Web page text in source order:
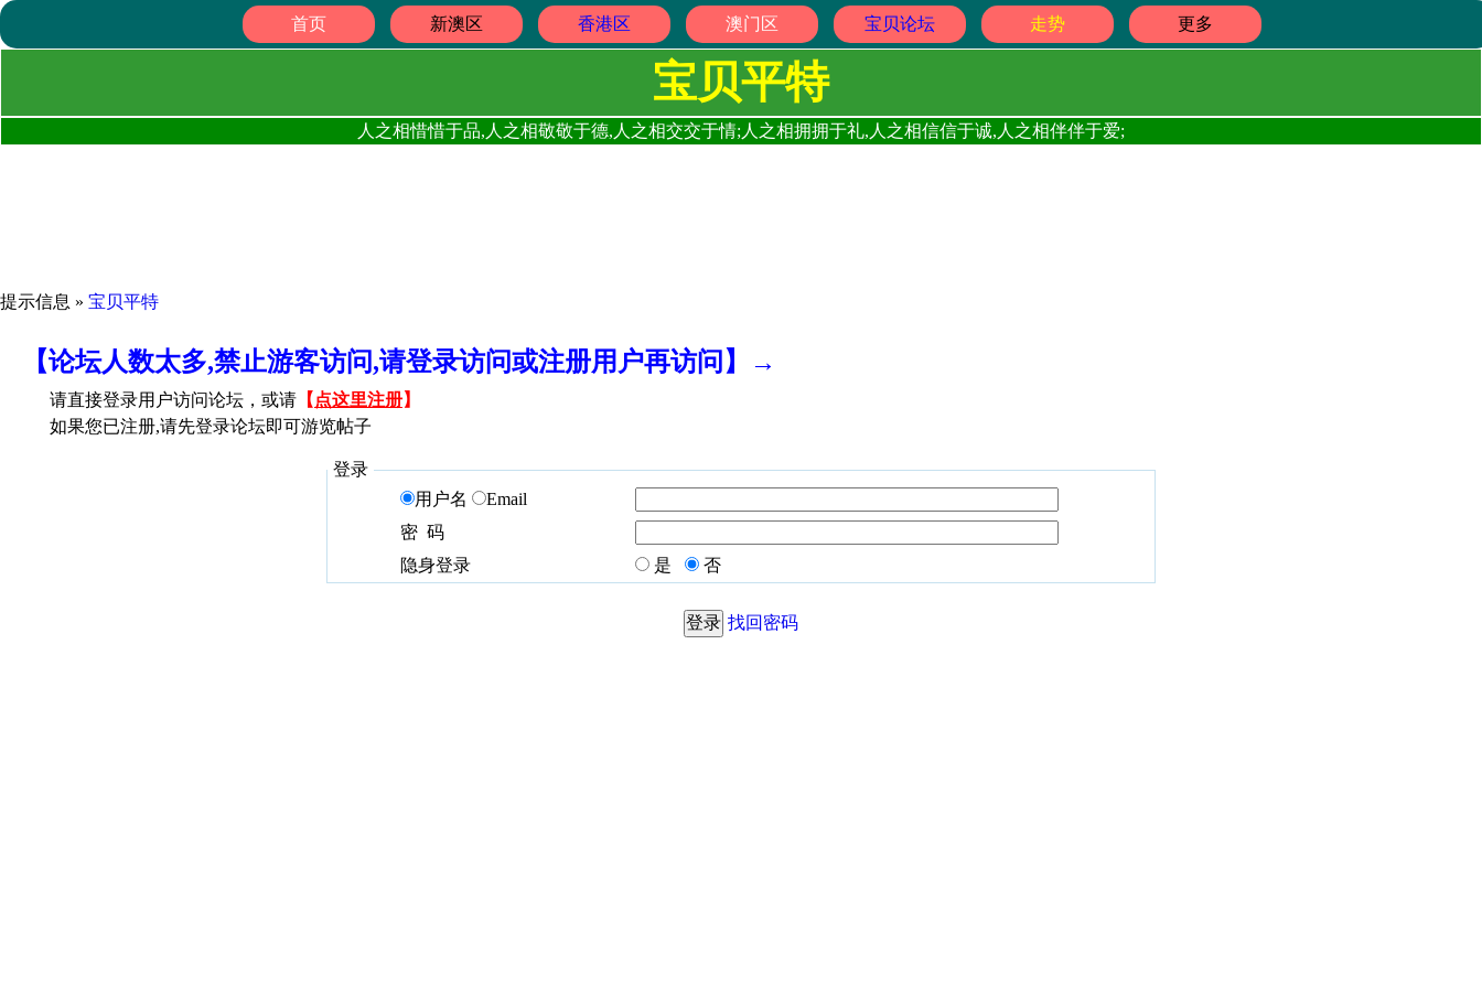
首页 新澳区 香港区 澳门区 宝贝论坛 走势 更多
宝贝平特
人之相惜惜于品,人之相敬敬于德,人之相交交于情;人之相拥拥于礼,人之相信信于诚,人之相伴伴于爱;
提示信息 » 宝贝平特
【论坛人数太多,禁止游客访问,请登录访问或注册用户再访问】→
请直接登录用户访问论坛，或请 【 点这里注册】
如果您已注册,请先登录论坛即可游览帖子
登录
用户名
Email
密 码
隐身登录
是 否
找回密码